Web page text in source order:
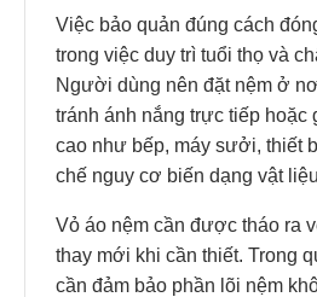
Việc bảo quản đúng cách
trong việc duy trì tuổi thọ và
Người dùng nên đặt nệm ở
tránh ánh nắng trực tiếp hoặc
cao như bếp, máy sưởi, thiết
chế nguy cơ biến dạng vật
Vỏ áo nệm cần được tháo ra
thay mới khi cần thiết. Trong
cần đảm bảo phần lõi nệm